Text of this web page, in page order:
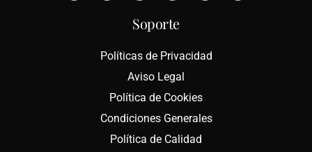
Soporte
Políticas de Privacidad
Aviso Legal
Política de Cookies
Condiciones Generales
Política de Calidad